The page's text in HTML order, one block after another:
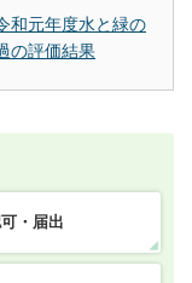
和元年度水と緑の
の評価結果
・届出